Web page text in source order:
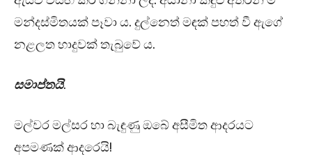
මන්දස්මිතයක් පෑවා ය. දුල්නෙත් මඳක් පහත් වී ඇගේ
නළලත හාදුවක් තැබුවේ ය.
සමාප්තයි.
මල්වර මල්සර හා බැඳුණු ඔබේ අසීමිත ආදරයට
අපමණක් ආදරෙයි!